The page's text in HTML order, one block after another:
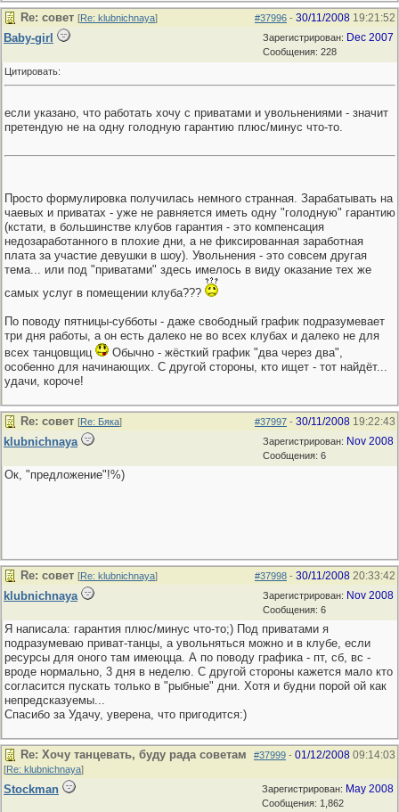
#37996 - 30/11/2008 19:21:52
Re: совет [Re: klubnichnaya]
Зарегистрирован: Dec 2007
Сообщения: 228
Baby-girl
Цитировать:
если указано, что работать хочу с приватами и увольнениями - значит
претендую не на одну голодную гарантию плюс/минус что-то.
Просто формулировка получилась немного странная. Зарабатывать на
чаевых и приватах - уже не равняется иметь одну "голодную" гарантию
(кстати, в большинстве клубов гарантия - это компенсация
недозаработанного в плохие дни, а не фиксированная заработная
плата за участие девушки в шоу). Увольнения - это совсем другая
тема... или под "приватами" здесь имелось в виду оказание тех же
самых услуг в помещении клуба???
По поводу пятницы-субботы - даже свободный график подразумевает
три дня работы, а он есть далеко не во всех клубах и далеко не для
всех танцовщиц
Обычно - жёсткий график "два через два",
особенно для начинающих. С другой стороны, кто ищет - тот найдёт...
удачи, короче!
#37997 - 30/11/2008 19:22:43
Re: совет [Re: Бяка]
Зарегистрирован: Nov 2008
Сообщения: 6
klubnichnaya
Ок, "предложение"!%)
#37998 - 30/11/2008 20:33:42
Re: совет [Re: klubnichnaya]
Зарегистрирован: Nov 2008
Сообщения: 6
klubnichnaya
Я написала: гарантия плюс/минус что-то;) Под приватами я
подразумеваю приват-танцы, а увольняться можно и в клубе, если
ресурсы для оного там имеюцца. А по поводу графика - пт, сб, вс -
вроде нормально, 3 дня в неделю. С другой стороны кажется мало кто
согласится пускать только в "рыбные" дни. Хотя и будни порой ой как
непредсказуемы...
Спасибо за Удачу, уверена, что пригодится:)
#37999 - 01/12/2008 09:14:03
Re: Хочу танцевать, буду рада советам
[Re: klubnichnaya]
Зарегистрирован: May 2008
Сообщения: 1,862
Stockman